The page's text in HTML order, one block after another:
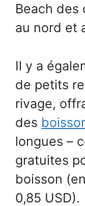
Beach des
au nord et
Il y a
de petits
rivage,
des
longues –
gratuites
boisson
0,85 USD).